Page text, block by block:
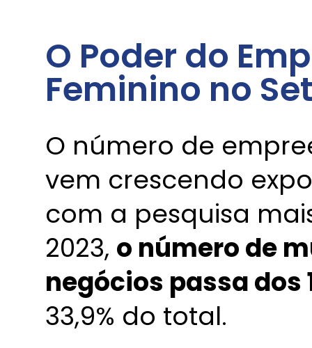
O Poder do
Feminino no
O número de
vem crescendo
com a pesquisa
2023, o número de
negócios passa dos
33,9% do total.